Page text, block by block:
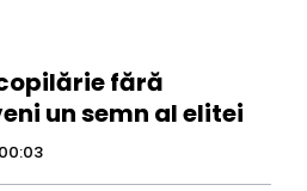
fără
un semn al elitei